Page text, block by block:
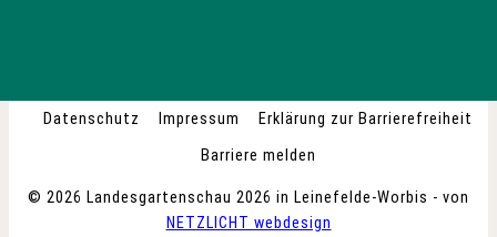
© 2026 Landesgartenschau 2026 in Leinefelde-Worbis - von
NETZLICHT webdesign
Datenschutz Impressum
Erklärung zur Barrierefreiheit
Barriere melden